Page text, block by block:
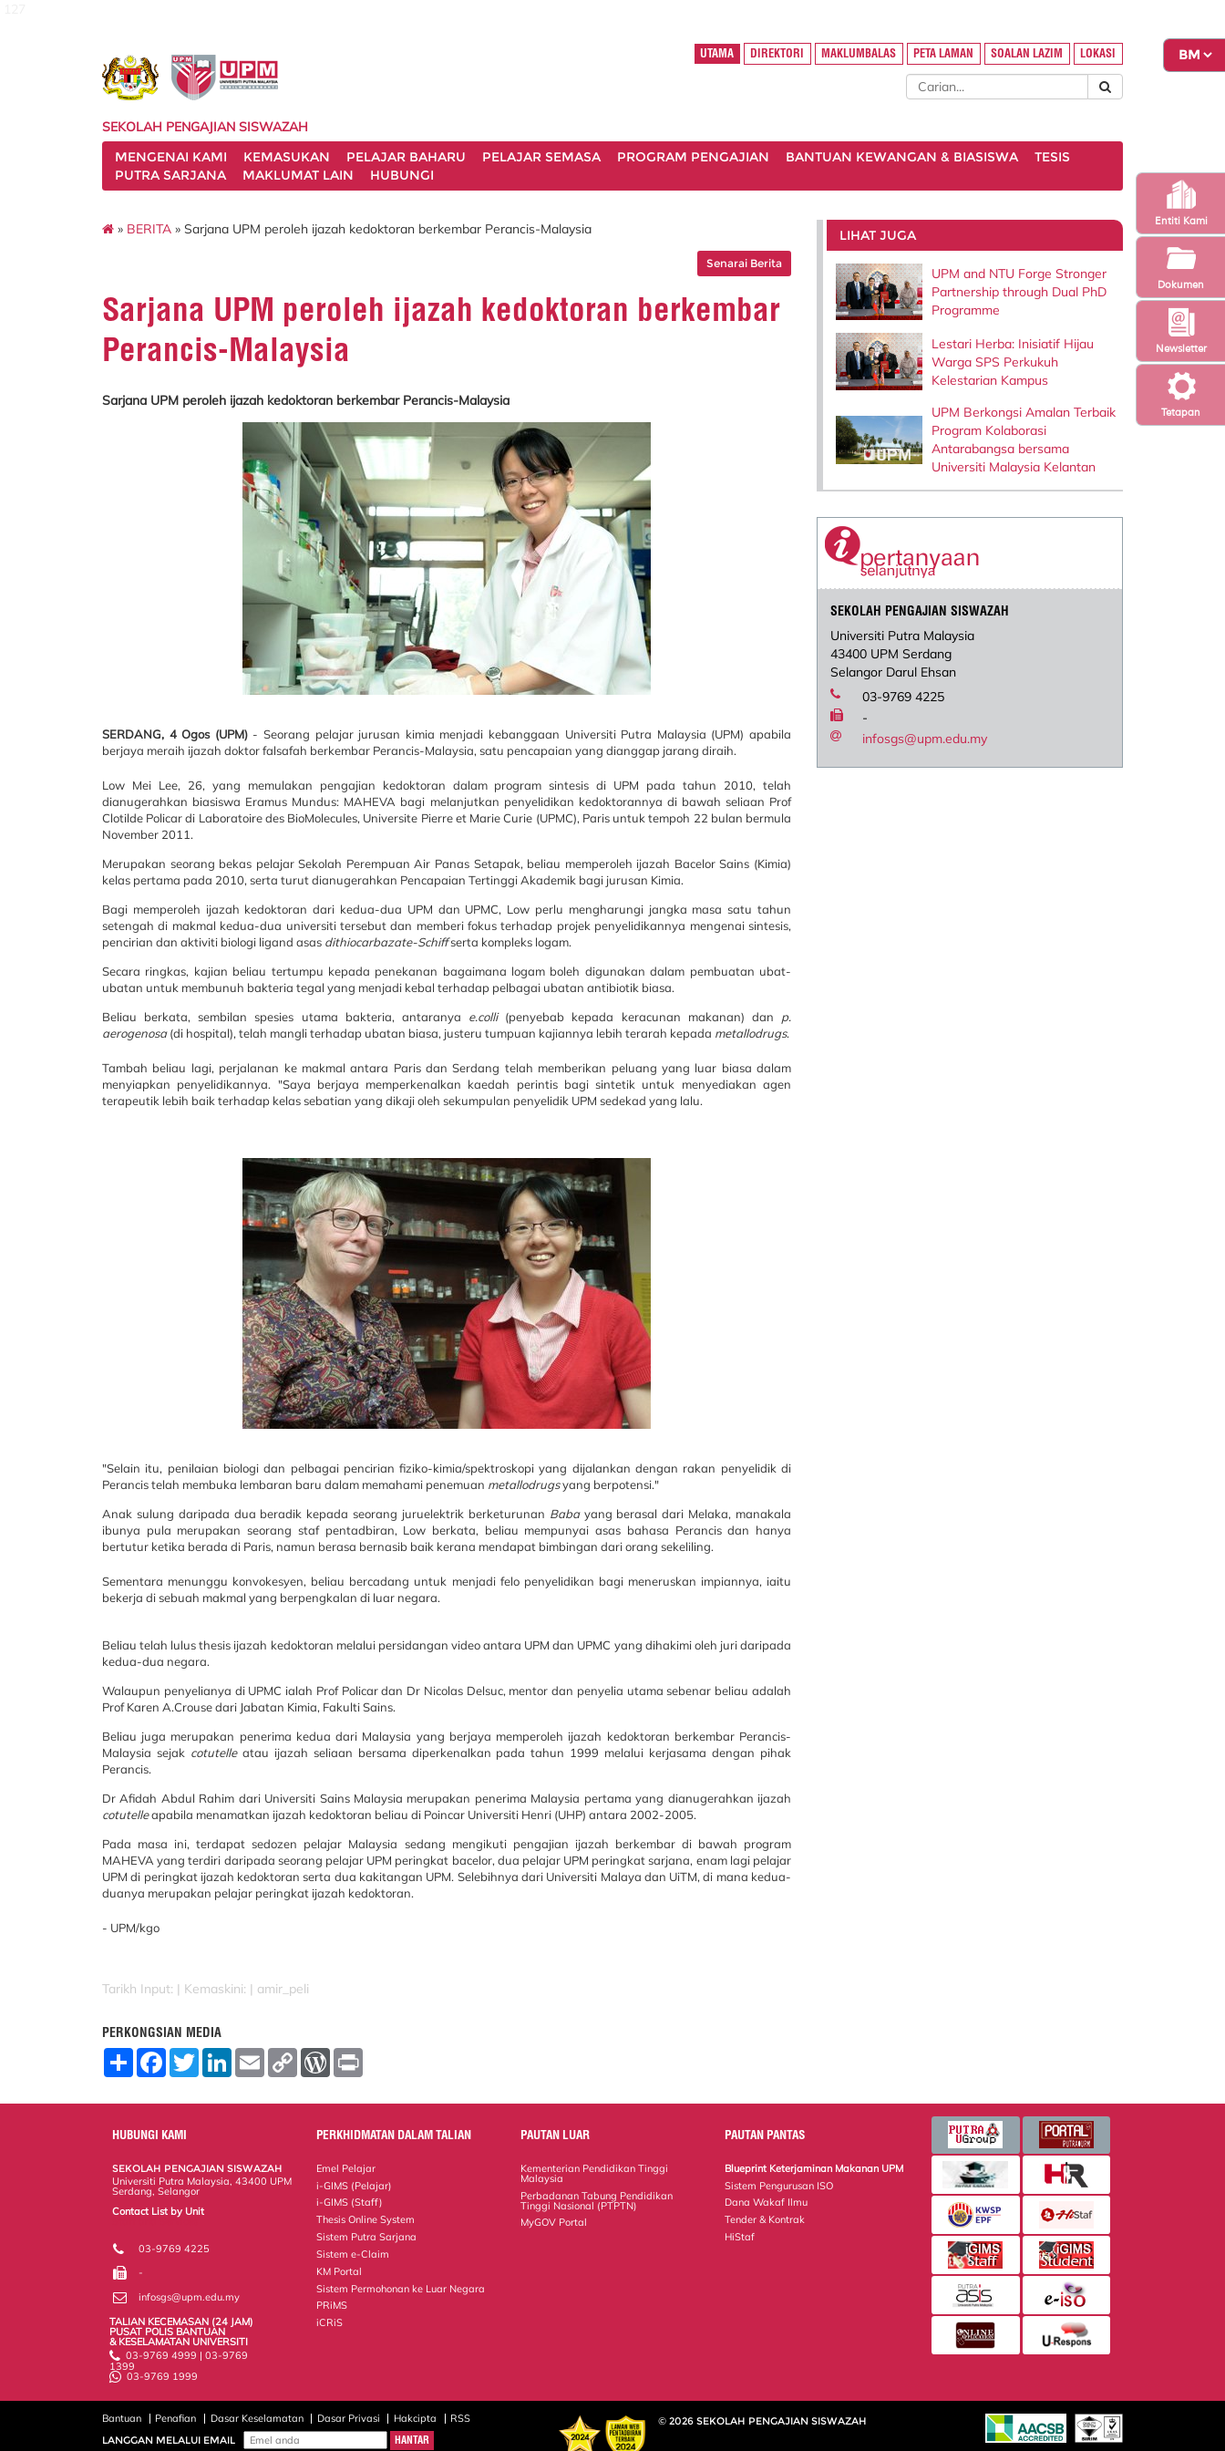
Tetapan
Newsletter
Entiti Kami
Dokumen
UTAMA DIREKTORI MAKLUMBALAS PETA LAMAN SOALAN LAZIM LOKASI
SEKOLAH PENGAJIAN SISWAZAH
MENGENAI KAMI
KEMASUKAN PELAJAR BAHARU PELAJAR SEMASA PROGRAM PENGAJIAN BANTUAN KEWANGAN & BIASISWA
TESIS
PUTRA SARJANA
MAKLUMAT LAIN HUBUNGI
» BERITA » Sarjana UPM peroleh ijazah kedoktoran berkembar Perancis-Malaysia
Senarai Berita
Sarjana UPM peroleh ijazah kedoktoran berkembar
Perancis-Malaysia
Sarjana UPM peroleh ijazah kedoktoran berkembar Perancis-Malaysia
SERDANG, 4 Ogos (UPM)- Seorang pelajar jurusan kimia menjadi kebanggaan Universiti Putra Malaysia (UPM) apabila
berjaya meraih ijazah doktor falsafah berkembar Perancis-Malaysia, satu pencapaian yang dianggap jarang diraih.
Low Mei Lee, 26, yang memulakan pengajian kedoktoran dalam program sintesis di UPM pada tahun 2010, telah
dianugerahkan biasiswa Eramus Mundus: MAHEVA bagi melanjutkan penyelidikan kedoktorannya di bawah seliaan Prof
Clotilde Policar di Laboratoire des BioMolecules, Universite Pierre et Marie Curie (UPMC), Paris untuk tempoh 22 bulan bermula
November 2011.
Merupakan seorang bekas pelajar Sekolah Perempuan Air Panas Setapak, beliau memperoleh ijazah Bacelor Sains (Kimia)
kelas pertama pada 2010, serta turut dianugerahkan Pencapaian Tertinggi Akademik bagi jurusan Kimia.
Bagi memperoleh ijazah kedoktoran dari kedua-dua UPM dan UPMC, Low perlu mengharungi jangka masa satu tahun
setengah di makmal kedua-dua universiti tersebut dan memberi fokus terhadap projek penyelidikannya mengenai sintesis,
pencirian dan aktiviti biologi ligand asas dithiocarbazate-Schiffserta kompleks logam.
Secara ringkas, kajian beliau tertumpu kepada penekanan bagaimana logam boleh digunakan dalam pembuatan ubat-
ubatan untuk membunuh bakteria tegal yang menjadi kebal terhadap pelbagai ubatan antibiotik biasa.
Beliau berkata, sembilan spesies utama bakteria, antaranya e.colli(penyebab kepada keracunan makanan) dan p.
aerogenosa(di hospital), telah mangli terhadap ubatan biasa, justeru tumpuan kajiannya lebih terarah kepada metallodrugs.
Tambah beliau lagi, perjalanan ke makmal antara Paris dan Serdang telah memberikan peluang yang luar biasa dalam
menyiapkan penyelidikannya. "Saya berjaya memperkenalkan kaedah perintis bagi sintetik untuk menyediakan agen
terapeutik lebih baik terhadap kelas sebatian yang dikaji oleh sekumpulan penyelidik UPM sedekad yang lalu.
"Selain itu, penilaian biologi dan pelbagai pencirian fiziko-kimia/spektroskopi yang dijalankan dengan rakan penyelidik di
Perancis telah membuka lembaran baru dalam memahami penemuan metallodrugsyang berpotensi."
Anak sulung daripada dua beradik kepada seorang juruelektrik berketurunan Babayang berasal dari Melaka, manakala
ibunya pula merupakan seorang staf pentadbiran, Low berkata, beliau mempunyai asas bahasa Perancis dan hanya
bertutur ketika berada di Paris, namun berasa bernasib baik kerana mendapat bimbingan dari orang sekeliling.
Sementara menunggu konvokesyen, beliau bercadang untuk menjadi felo penyelidikan bagi meneruskan impiannya, iaitu
bekerja di sebuah makmal yang berpengkalan di luar negara.
Beliau telah lulus thesis ijazah kedoktoran melalui persidangan video antara UPM dan UPMC yang dihakimi oleh juri daripada
kedua-dua negara.
Walaupun penyelianya di UPMC ialah Prof Policar dan Dr Nicolas Delsuc, mentor dan penyelia utama sebenar beliau adalah
Prof Karen A.Crouse dari Jabatan Kimia, Fakulti Sains.
Beliau juga merupakan penerima kedua dari Malaysia yang berjaya memperoleh ijazah kedoktoran berkembar Perancis-
Malaysia sejak cotutelleatau ijazah seliaan bersama diperkenalkan pada tahun 1999 melalui kerjasama dengan pihak
Perancis.
Dr Afidah Abdul Rahim dari Universiti Sains Malaysia merupakan penerima Malaysia pertama yang dianugerahkan ijazah
cotutelleapabila menamatkan ijazah kedoktoran beliau di Poincar Universiti Henri (UHP) antara 2002-2005.
Pada masa ini, terdapat sedozen pelajar Malaysia sedang mengikuti pengajian ijazah berkembar di bawah program
MAHEVA yang terdiri daripada seorang pelajar UPM peringkat bacelor, dua pelajar UPM peringkat sarjana, enam lagi pelajar
UPM di peringkat ijazah kedoktoran serta dua kakitangan UPM. Selebihnya dari Universiti Malaya dan UiTM, di mana kedua-
duanya merupakan pelajar peringkat ijazah kedoktoran.
- UPM/kgo
Tarikh Input: | Kemaskini: | amir_peli
PERKONGSIAN MEDIA
S
F
o
o
T
w
L
E
m
C
W
r
e
s
LIHAT JUGA
UPM and NTU Forge Stronger
Partnership through Dual PhD
Programme
Lestari Herba: Inisiatif Hijau
Warga SPS Perkukuh
Kelestarian Kampus
UPM Berkongsi Amalan Terbaik
Program Kolaborasi
Antarabangsa bersama
Universiti Malaysia Kelantan
SEKOLAH PENGAJIAN SISWAZAH
Universiti Putra Malaysia
43400 UPM Serdang
Selangor Darul Ehsan
03-9769 4225
-
infosgs@upm.edu.my
HUBUNGI KAMI
SEKOLAH PENGAJIAN SISWAZAH
Universiti Putra Malaysia, 43400 UPM
Serdang, Selangor
Contact List by Unit
Staff and Services
03-9769 4225
-
infosgs@upm.edu.my
TALIAN KECEMASAN (24 JAM)
PUSAT POLIS BANTUAN
& KESELAMATAN UNIVERSITI
03-9769 4999 | 03-9769
1399
03-9769 1999
PERKHIDMATAN DALAM TALIAN
Emel Pelajar
i-GIMS (Pelajar)
i-GIMS (Staff)
Thesis Online System
Sistem Putra Sarjana
Sistem e-Claim
KM Portal
Sistem Permohonan ke Luar Negara
PRiMS
iCRiS
PAUTAN LUAR
Kementerian Pendidikan Tinggi
Malaysia
Perbadanan Tabung Pendidikan
Tinggi Nasional (PTPTN)
MyGOV Portal
PAUTAN PANTAS
Blueprint Keterjaminan Makanan UPM
Sistem Pengurusan ISO
Dana Wakaf Ilmu
Tender & Kontrak
HiStaf
Bantuan Penafian Dasar Keselamatan Dasar Privasi Hakcipta
RSS
LANGGAN MELALUI EMAIL
© 2026 SEKOLAH PENGAJIAN SISWAZAH